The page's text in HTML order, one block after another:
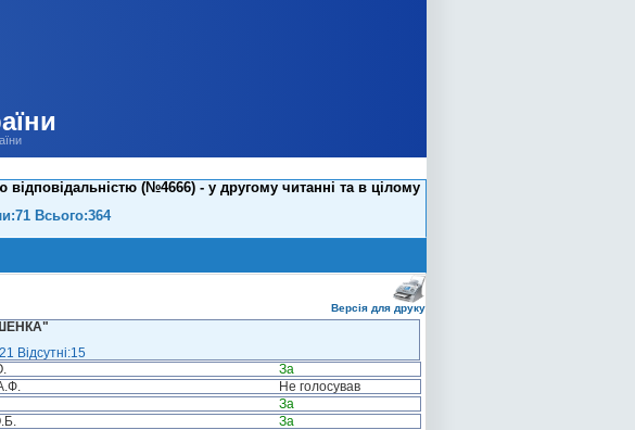
(№4666) - у другому читанні та в цілому
Всього:364
Версія для друку
Відсутні:15
За
Не голосував
За
За